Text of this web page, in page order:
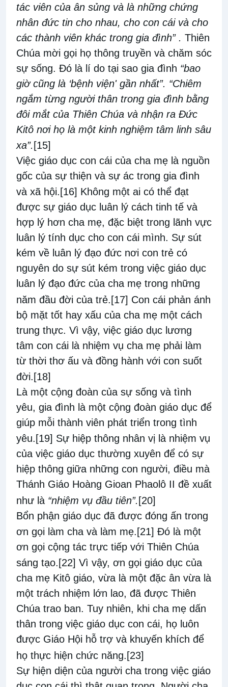
tác viên của ân sủng và là những chứng
nhân đức tin cho nhau, cho con cái và cho
các thành viên khác trong gia đình” . Thiên
Chúa mời gọi họ thông truyền và chăm sóc
sự sống. Đó là lí do tại sao gia đình “bao
giờ cũng là ‘bệnh viện' gần nhất”. “Chiêm
ngắm từng người thân trong gia đình bằng
đôi mắt của Thiên Chúa và nhận ra Đức
Kitô nơi họ là một kinh nghiệm tâm linh sâu
xa”. [15]
Việc giáo dục con cái của cha mẹ là nguồn
gốc của sự thiện và sự ác trong gia đình
và xã hội. [16] Không một ai có thể đạt
được sự giáo dục luân lý cách tinh tế và
hợp lý hơn cha mẹ, đặc biệt trong lãnh vực
luân lý tính dục cho con cái mình. Sự sút
kém về luân lý đạo đức nơi con trẻ có
nguyên do sự sút kém trong việc giáo dục
luân lý đạo đức của cha mẹ trong những
năm đầu đời của trẻ.[17] Con cái phản ánh
bộ mặt tốt hay xấu của cha mẹ một cách
trung thực. Vì vậy, việc giáo dục lương
tâm con cái là nhiệm vụ cha mẹ phải làm
từ thời thơ ấu và đồng hành với con suốt
đời. [18]
Là một cộng đoàn của sự sống và tình
yêu, gia đình là một cộng đoàn giáo dục để
giúp mỗi thành viên phát triển trong tình
yêu. [19] Sự hiệp thông nhân vị là nhiệm vụ
của việc giáo dục thường xuyên để có sự
hiệp thông giữa những con người, điều mà
Thánh Giáo Hoàng Gioan Phaolô II đề xuất
như là “nhiệm vụ đầu tiên”.[20]
Bổn phận giáo dục đã được đóng ấn trong
ơn gọi làm cha và làm mẹ. [21] Đó là một
ơn gọi cộng tác trực tiếp với Thiên Chúa
sáng tạo. [22] Vì vậy, ơn gọi giáo dục của
cha mẹ Kitô giáo, vừa là một đặc ân vừa là
một trách nhiệm lớn lao, đã được Thiên
Chúa trao ban. Tuy nhiên, khi cha mẹ dấn
thân trong việc giáo dục con cái, họ luôn
được Giáo Hội hỗ trợ và khuyến khích để
họ thực hiện chức năng.[23]
Sự hiện diện của người cha trong việc giáo